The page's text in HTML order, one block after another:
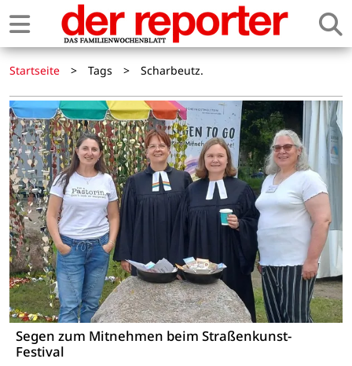
Startseite > Tags > Scharbeutz.
Segen zum Mitnehmen beim Straßenkunst-
Festival